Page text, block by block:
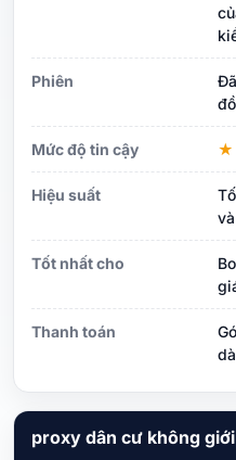
Phiên
Mức độ tin cậy
Hiệu suất
Tốt nhất cho
Thanh toán
proxy dân cư không